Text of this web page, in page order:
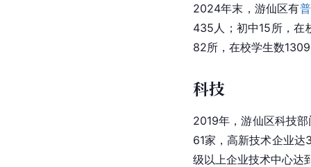
2024年末，游仙区有
435人；初中15所，在
82所，在校学生数
科技
2019年，游仙区科技
61家，高新技术企业
级以上企业技术中心达